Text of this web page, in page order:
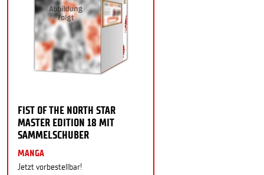
FIST OF THE NORTH STAR
MASTER EDITION 18 MIT
SAMMELSCHUBER
MANGA
Jetzt vorbestellbar!